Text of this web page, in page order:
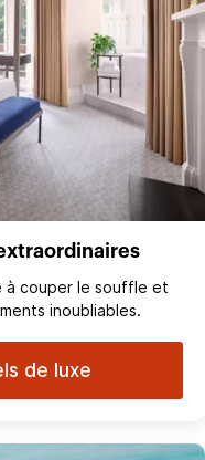
à couper le souffle et
inoubliables.
de luxe